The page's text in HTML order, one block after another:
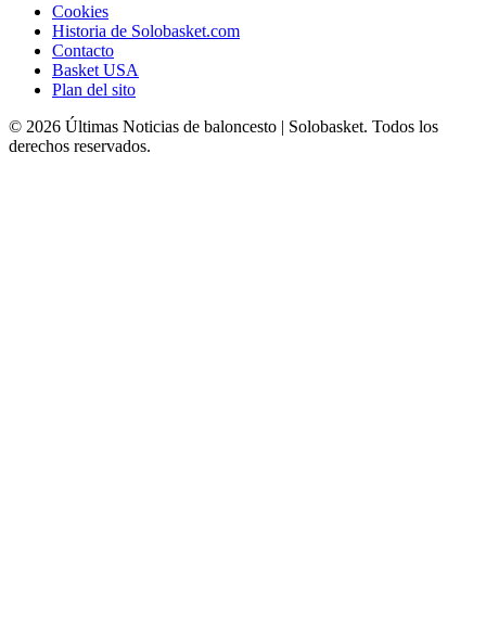
Cookies
Historia de Solobasket.com
Contacto
Basket USA
Plan del sito
© 2026 Últimas Noticias de baloncesto | Solobasket. Todos los
derechos reservados.